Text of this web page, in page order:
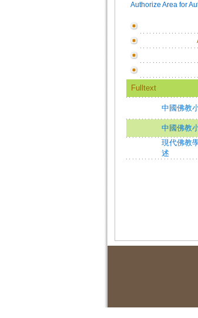
Authorize Area for
Fulltext
中國佛教
中國佛教
現代佛教
述